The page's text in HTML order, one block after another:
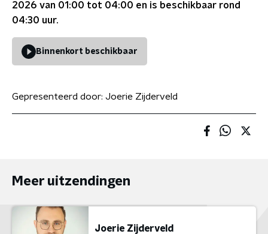
2026 van 01:00 tot 04:00 en is beschikbaar rond
04:30 uur.
Binnenkort beschikbaar
Gepresenteerd door: Joerie Zijderveld
Meer uitzendingen
Joerie Zijderveld